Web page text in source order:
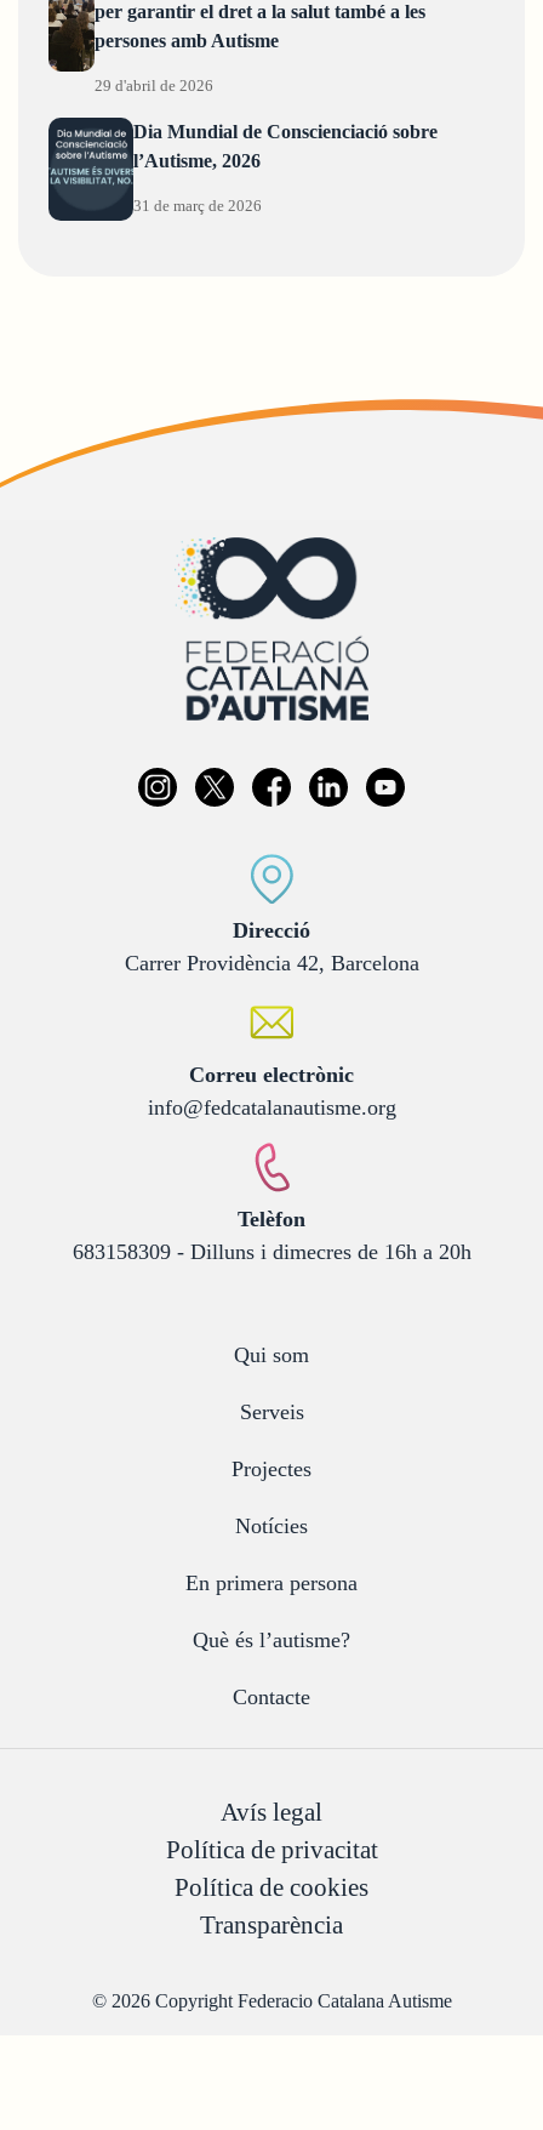
per garantir el dret a la salut també a les
persones amb Autisme
29 d'abril de 2026
Dia Mundial de Conscienciació sobre
l’Autisme, 2026
31 de març de 2026
Direcció:
Carrer Providència 42, Barcelona
Correu electrònic:
info@fedcatalanautisme.org
Telèfon
683158309 - Dilluns i dimecres de 16h a 20h
Qui som
Serveis
Projectes
Notícies
En primera persona
Què és l’autisme?
Contacte
Avís legal
Política de privacitat
Política de cookies
Transparència
© 2026 Copyright Federacio Catalana Autisme